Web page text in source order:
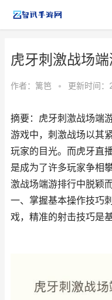
虎牙刺激战场
作者： 篱笆 • 更新时间
摘要：虎牙刺激战场端
游戏中，刺激战场以其
玩家的目光。而虎牙直
是成为了许多玩家争相
激战场端游排行中脱颖
一、掌握基本操作技巧
戏，精准的射击技巧是